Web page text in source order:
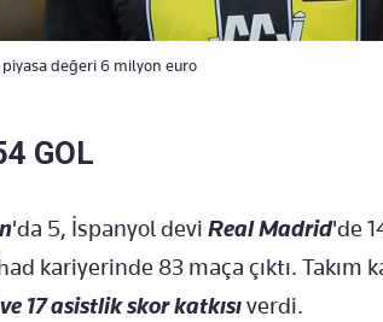
değeri 6 milyon euro
GOL
'da 5, İspanyol devi Real Madrid'de
kariyerinde 83 maça çıktı. Takım
17 asistlik skor katkısıverdi.